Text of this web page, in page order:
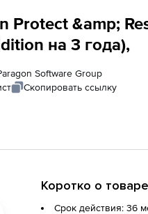
Protect &amp;
на 3 года),
Software Group
Скопировать ссылку
Коротко о товаре
Срок действия: 36